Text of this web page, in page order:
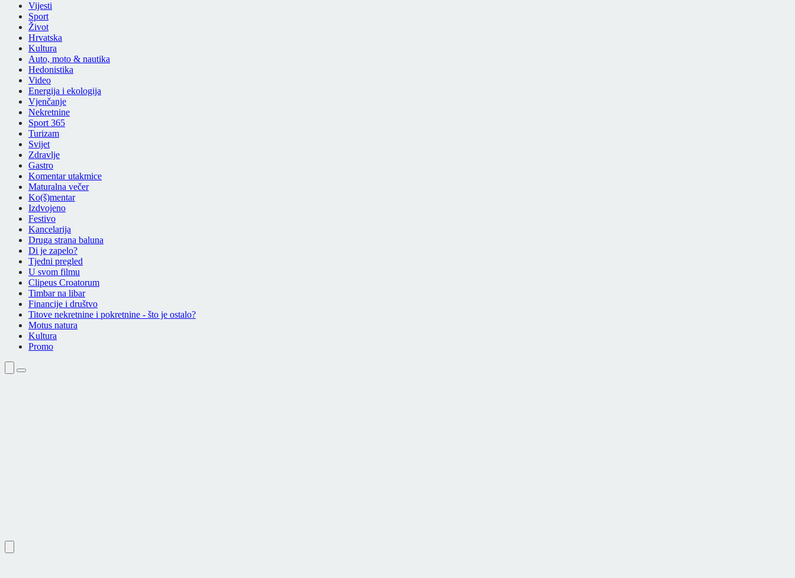
Vijesti
Sport
Život
Hrvatska
Kultura
Auto, moto & nautika
Hedonistika
Video
Energija i ekologija
Vjenčanje
Nekretnine
Sport 365
Turizam
Svijet
Zdravlje
Gastro
Komentar utakmice
Maturalna večer
Ko(š)mentar
Izdvojeno
Festivo
Kancelarija
Druga strana baluna
Di je zapelo?
Tjedni pregled
U svom filmu
Clipeus Croatorum
Timbar na libar
Financije i društvo
Titove nekretnine i pokretnine - što je ostalo?
Motus natura
Kultura
Promo